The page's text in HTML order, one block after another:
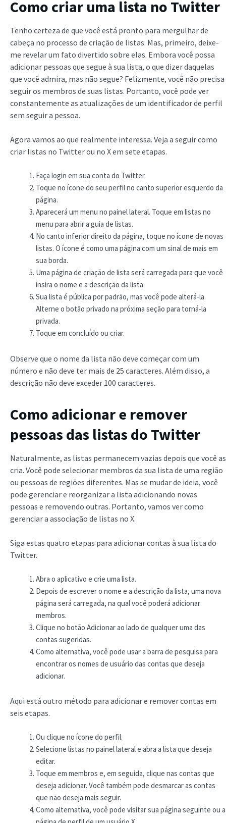
Como criar uma lista no Twitter
Tenho certeza de que você está pronto para mergulhar de
cabeça no processo de criação de listas. Mas, primeiro, deixe-
me revelar um fato divertido sobre elas. Embora você possa
adicionar pessoas que segue à sua lista, o que dizer daquelas
que você admira, mas não segue? Felizmente, você não precisa
seguir os membros de suas listas. Portanto, você pode ver
constantemente as atualizações de um identificador de perfil
sem seguir a pessoa.
Agora vamos ao que realmente interessa. Veja a seguir como
criar listas no Twitter ou no X em sete etapas.
Faça login em sua conta do Twitter.
Toque no ícone do seu perfil no canto superior esquerdo da
página.
Aparecerá um menu no painel lateral. Toque em listas no
menu para abrir a guia de listas.
No canto inferior direito da página, toque no ícone de novas
listas. O ícone é como uma página com um sinal de mais em
sua borda.
Uma página de criação de lista será carregada para que você
insira o nome e a descrição da lista.
Sua lista é pública por padrão, mas você pode alterá-la.
Alterne o botão privado na próxima seção para torná-la
privada.
Toque em concluído ou criar.
Observe que o nome da lista não deve começar com um
número e não deve ter mais de 25 caracteres. Além disso, a
descrição não deve exceder 100 caracteres.
Como adicionar e remover
pessoas das listas do Twitter
Naturalmente, as listas permanecem vazias depois que você as
cria. Você pode selecionar membros da sua lista de uma região
ou pessoas de regiões diferentes. Mas se mudar de ideia, você
pode gerenciar e reorganizar a lista adicionando novas
pessoas e removendo outras. Portanto, vamos ver como
gerenciar a associação de listas no X.
Siga estas quatro etapas para adicionar contas à sua lista do
Twitter.
Abra o aplicativo e crie uma lista.
Depois de escrever o nome e a descrição da lista, uma nova
página será carregada, na qual você poderá adicionar
membros.
Clique no botão Adicionar ao lado de qualquer uma das
contas sugeridas.
Como alternativa, você pode usar a barra de pesquisa para
encontrar os nomes de usuário das contas que deseja
adicionar.
Aqui está outro método para adicionar e remover contas em
seis etapas.
Ou clique no ícone do perfil.
Selecione listas no painel lateral e abra a lista que deseja
editar.
Toque em membros e, em seguida, clique nas contas que
deseja adicionar. Você também pode desmarcar as contas
que não deseja mais seguir.
Como alternativa, você pode visitar sua página seguinte ou a